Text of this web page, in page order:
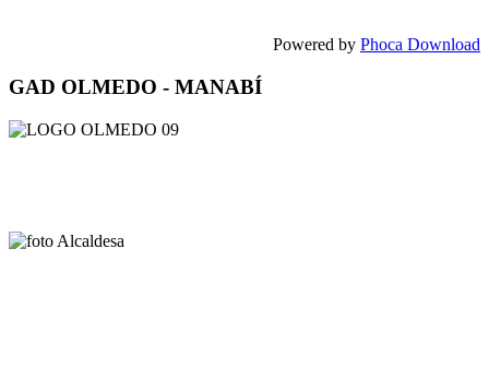
Powered by Phoca Download
GAD OLMEDO - MANABÍ